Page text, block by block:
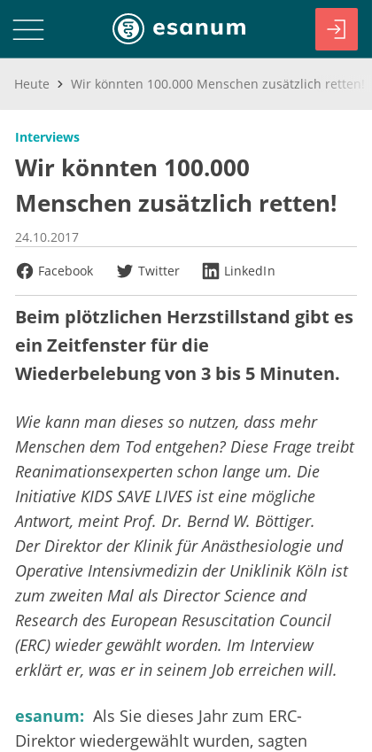
Heute Wir könnten 100.000 Menschen zusätzlich retten!
Interviews
Wir könnten 100.000
Menschen zusätzlich retten!
24.10.2017
Facebook
Twitter LinkedIn
Beim plötzlichen Herzstillstand gibt es
ein Zeitfenster für die
Wiederbelebung von 3 bis 5 Minuten.
Wie kann man dieses so nutzen, dass mehr
Menschen dem Tod entgehen? Diese Frage treibt
Reanimationsexperten schon lange um. Die
Initiative KIDS SAVE LIVES ist eine mögliche
Antwort, meint Prof. Dr. Bernd W. Böttiger.
Der Direktor der Klinik für Anästhesiologie und
Operative Intensivmedizin der Uniklinik Köln ist
zum zweiten Mal als Director Science and
Research des European Resuscitation Council
(ERC) wieder gewählt worden. Im Interview
erklärt er, was er in seinem Job erreichen will.
esanum: Als Sie dieses Jahr zum ERC-
Direktor wiedergewählt wurden, sagten